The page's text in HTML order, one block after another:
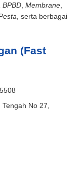
BPBD Membrane
, serta berbagai
(Fast
No 27,